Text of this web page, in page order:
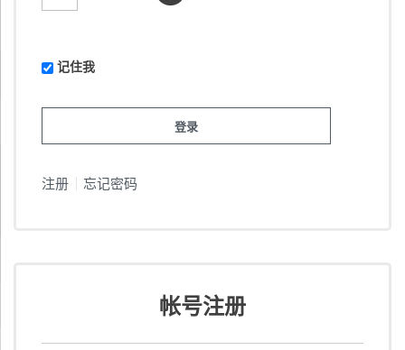
记住我
注册 忘记密码
帐号注册